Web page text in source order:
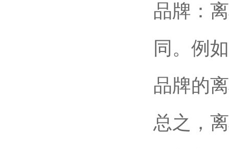
品牌：
同。例
品牌的
总之，